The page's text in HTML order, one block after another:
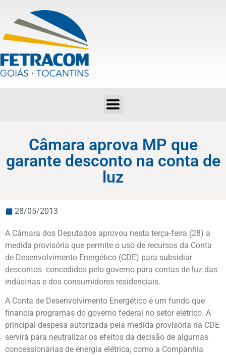
Câmara aprova MP que
garante desconto na conta de
luz
28/05/2013
A Câmara dos Deputados aprovou nesta terça-feira (28) a
medida provisória que permite o uso de recursos da Conta
de Desenvolvimento Energético (CDE) para subsidiar
descontos concedidos pelo governo para contas de luz das
indústrias e dos consumidores residenciais.
A Conta de Desenvolvimento Energético é um fundo que
financia programas do governo federal no setor elétrico. A
principal despesa autorizada pela medida provisória na CDE
servirá para neutralizar os efeitos da decisão de algumas
concessionárias de energia elétrica, como a Companhia